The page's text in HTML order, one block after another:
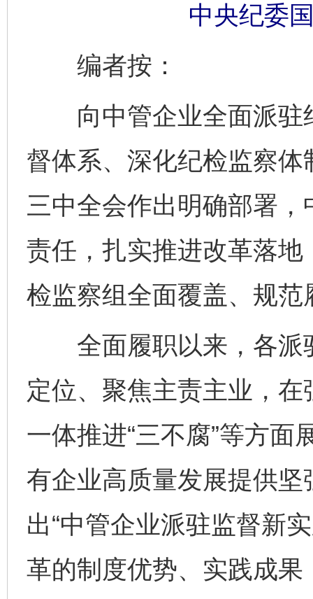
中央纪委
编者按：
向中管企业全面派驻
督体系、深化纪检监察
三中全会作出明确部署
责任，扎实推进改革落
检监察组全面覆盖、规范
全面履职以来，各派
定位、聚焦主责主业，
一体推进“三不腐”等方
有企业高质量发展提供
出“中管企业派驻监督新
革的制度优势、实践成果